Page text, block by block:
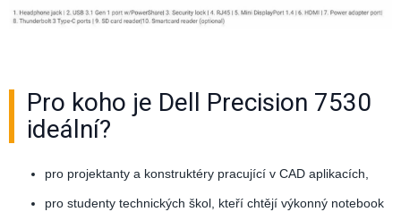
Pro koho je Dell Precision 7530
ideální?
pro projektanty a konstruktéry pracující v CAD aplikacích,
pro studenty technických škol, kteří chtějí výkonný notebook